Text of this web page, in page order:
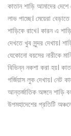
কাতান শাড়ি আমাদের
লাভ পাচ্ছে। মেয়েরা
শাড়িকে রাখে। কারন এ
দেখতে খুব সুন্দর দেখায়।
যেকোনো বয়সের নারীকে
বিভিন্ন নকশা করা হয়।
গর্জিয়াস লুক দেখায়। নেট
আন্তর্জাতিক অঙ্গনে শাড়ি
উপমহাদেশের প্রতিটি